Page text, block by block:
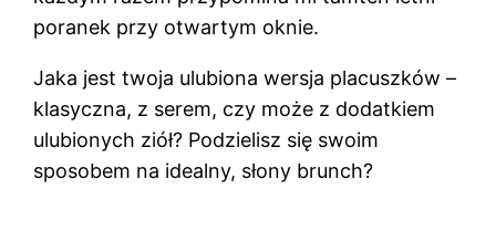
poranek przy otwartym oknie.
Jaka jest twoja ulubiona wersja placuszków –
klasyczna, z serem, czy może z dodatkiem
ulubionych ziół? Podzielisz się swoim
sposobem na idealny, słony brunch?